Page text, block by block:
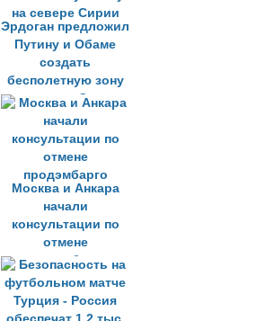
Эрдоган предложил
Путину и Обаме
создать
бесполетную зону
на севере Сирии
Москва и Анкара
начали
консультации по
отмене
продэмбарго